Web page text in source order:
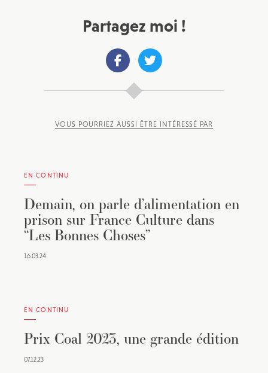
Partagez moi !
VOUS POURRIEZ AUSSI ÊTRE INTÉRESSÉ PAR
EN CONTINU
Demain, on parle d’alimentation en
prison sur France Culture dans
“Les Bonnes Choses”
16.03.24
EN CONTINU
Prix Coal 2023, une grande édition
07.12.23